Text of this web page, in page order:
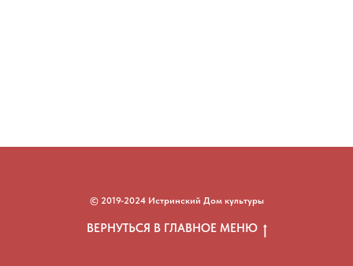
© 2019-2024 Истринский Дом культуры
ВЕРНУТЬСЯ В ГЛАВНОЕ МЕНЮ